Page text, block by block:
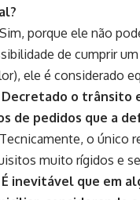
porque ele não
de cumprir
ele é considerado
Decretado o trânsito
de pedidos que a
o único
muito rígidos e
É inevitável que em